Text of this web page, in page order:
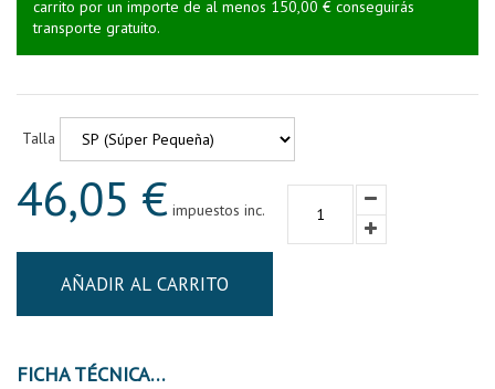
carrito por un importe de al menos 150,00 € conseguirás
transporte gratuito.
Talla
46,05 € impuestos inc.
AÑADIR AL CARRITO
FICHA TÉCNICA